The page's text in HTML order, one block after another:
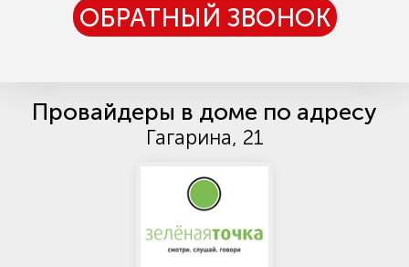
ОБРАТНЫЙ ЗВОНОК
Провайдеры в доме по адресу
Гагарина, 21